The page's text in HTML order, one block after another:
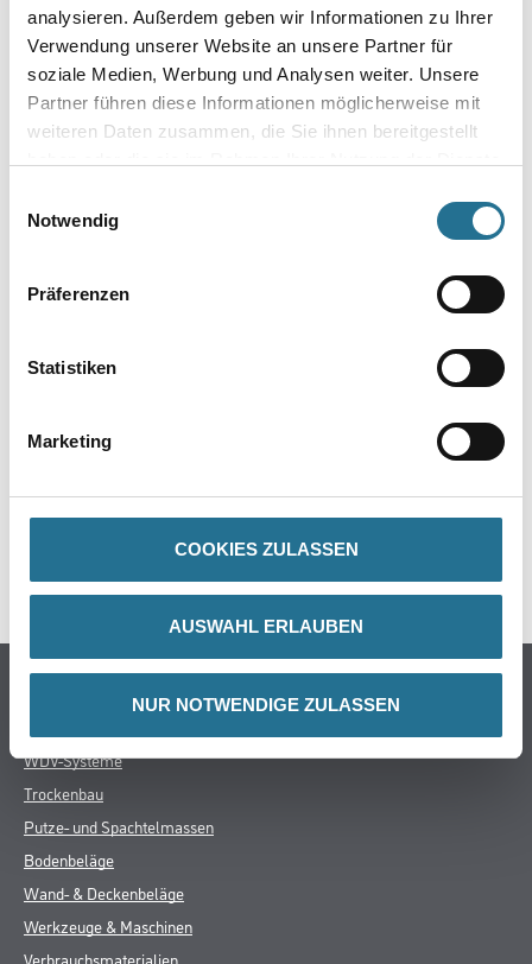
analysieren. Außerdem geben wir Informationen zu Ihrer
Verwendung unserer Website an unsere Partner für
soziale Medien, Werbung und Analysen weiter. Unsere
Partner führen diese Informationen möglicherweise mit
weiteren Daten zusammen, die Sie ihnen bereitgestellt
Notwendig
Präferenzen
Statistiken
Marketing
COOKIES ZULASSEN
AUSWAHL ERLAUBEN
NUR NOTWENDIGE ZULASSEN
Umrechnungsfaktoren
ZUSATZINFOS
GEFAHRENHINWEISE
SPEZIFIKATIONEN
Online-Shop
WDV-Systeme
Trockenbau
Putze- und Spachtelmassen
Bodenbeläge
Wand- & Deckenbeläge
Werkzeuge & Maschinen
Verbrauchsmaterialien